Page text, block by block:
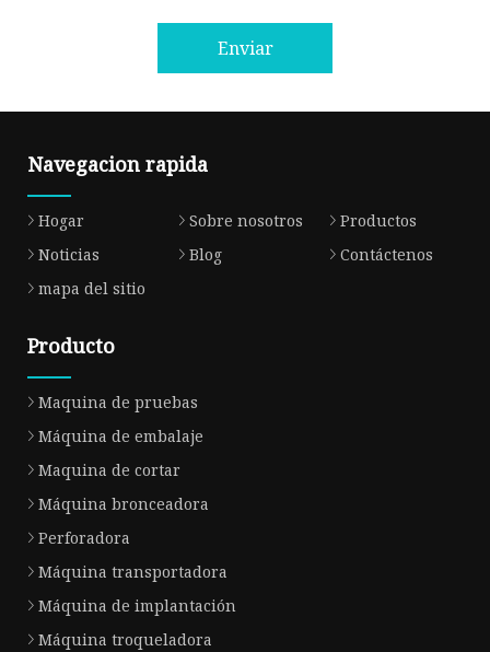
Enviar
Navegacion rapida
Hogar Sobre nosotros
Productos
Noticias
Blog
Contáctenos
mapa del sitio
Producto
Maquina de pruebas
Máquina de embalaje
Maquina de cortar
Máquina bronceadora
Perforadora
Máquina transportadora
Máquina de implantación
Máquina troqueladora